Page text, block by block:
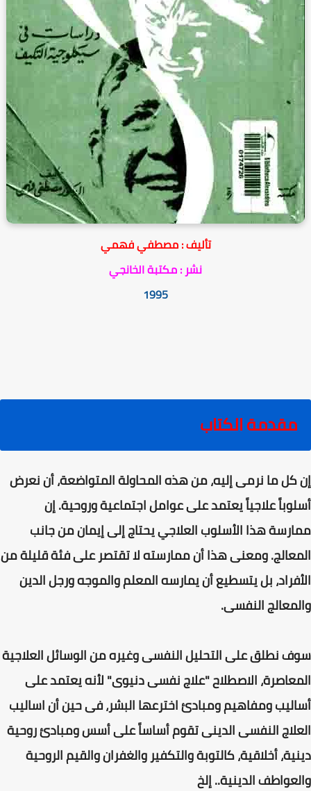
تأليف : مصطفي فهمي
نشر : مكتبة الخانجي
1995
مقدمة الكتاب
إن كل ما نرمى إليه، من هذه المحاولة المتواضعة، أن نعرض
أسلوباً علاجياً يعتمد على عوامل اجتماعية وروحية. إن
ممارسة هذا الأسلوب العلاجي يحتاج إلى إيمان من جانب
المعالج. ومعنى هذا أن ممارسته لا تقتصر على فئة قليلة من
الأفراد، بل يتسطيع أن يمارسه المعلم والموجه ورجل الدين
والمعالج النفسى.
سوف نطلق على التحليل النفسى وغيره من الوسائل العلاجية
المعاصرة، الاصطلاح "علاج نفسى دنيوى" لأنه يعتمد على
أساليب ومفاهيم ومبادئ اخترعها البشر، فى حين أن اساليب
العلاج النفسى الدينى تقوم أساساً على أسس ومبادئ روحية
دينية، أخلاقية، كالتوبة والتكفير والغفران والقيم الروحية
والعواطف الدينية.. إلخ